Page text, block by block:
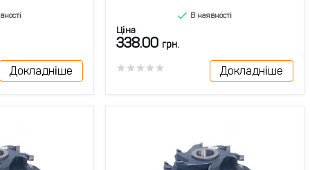
Докладніше
В наявності
Ціна
338.00 грн.
Докладніше